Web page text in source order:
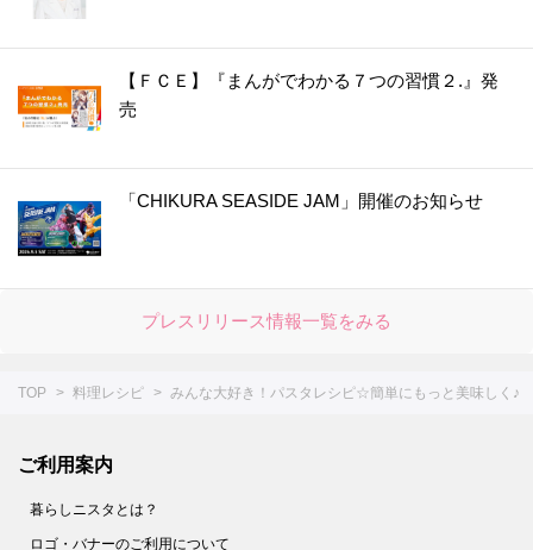
【ＦＣＥ】『まんがでわかる７つの習慣２.』発
売
「CHIKURA SEASIDE JAM」開催のお知らせ
プレスリリース情報一覧をみる
TOP 料理レシピ みんな大好き！パスタレシピ☆簡単にもっと美味しく♪
ご利用案内
暮らしニスタとは？
ロゴ・バナーのご利用について